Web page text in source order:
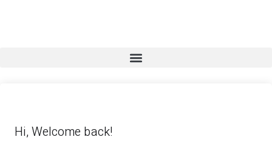
Hi, Welcome back!